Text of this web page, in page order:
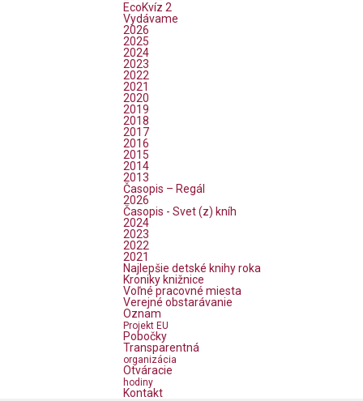
EcoKvíz 2
Vydávame
2026
2025
2024
2023
2022
2021
2020
2019
2018
2017
2016
2015
2014
2013
Časopis – Regál
2026
Časopis - Svet (z) kníh
2024
2023
2022
2021
Najlepšie detské knihy roka
Kroniky knižnice
Voľné pracovné miesta
Verejné obstarávanie
Oznam
Projekt EU
Pobočky
Transparentná
organizácia
Otváracie
hodiny
Kontakt